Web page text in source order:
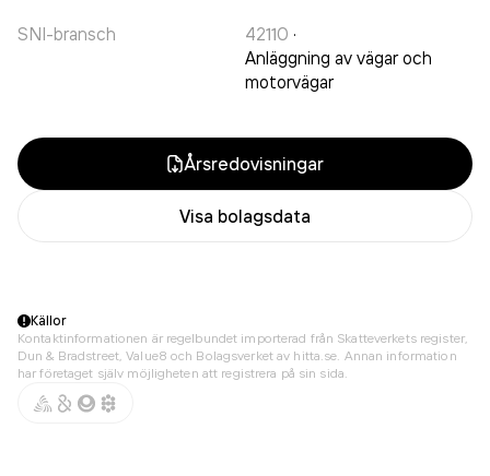
SNI-bransch 42110 ·
Anläggning av vägar och
motorvägar
Årsredovisningar
Visa bolagsdata
Källor
Kontaktinformationen är regelbundet importerad från Skatteverkets register,
Dun & Bradstreet, Value8 och Bolagsverket av hitta.se. Annan information
har företaget själv möjligheten att registrera på sin sida.